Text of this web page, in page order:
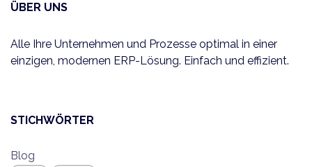
ÜBER UNS
Alle Ihre Unternehmen und Prozesse optimal in einer
einzigen, modernen ERP-Lösung. Einfach und effizient.
STICHWÖRTER
Blog